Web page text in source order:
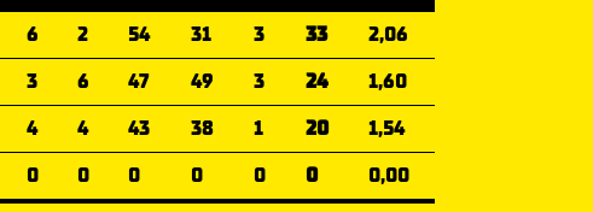
6 2 54 31 3 33
2,06
3 6 47 49 3 24
1,60
4 4 43 38 1 20
1,54
0 0 0 0 0 0
0,00